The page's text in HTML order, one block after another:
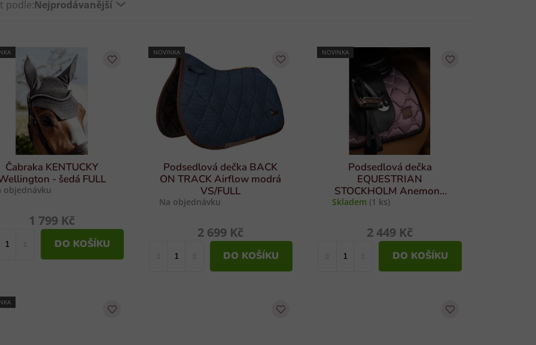
podle:Nejprodávanější
Čabraka KENTUCKY
- šedá FULL
objednávku
1 799 Kč
DO KOŠÍKU
NOVINKA
Podsedlová dečka BACK
ON TRACK Airflow modrá
VS/FULL
Na objednávku
2 699 Kč
DO KOŠÍKU
NOVINKA
Podsedlová dečka
EQUESTRIAN
STOCKHOLM Anemone
VS vel. FULL
Skladem (1 ks)
2 449 Kč
DO KOŠÍKU